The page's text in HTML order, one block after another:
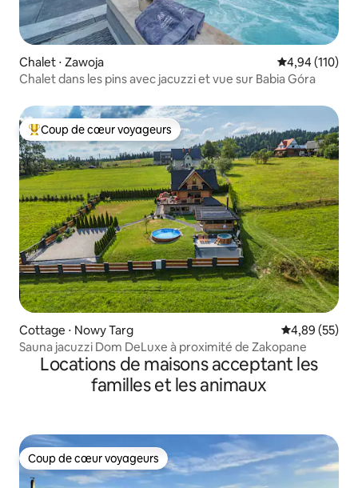
Chalet ⋅ Zawoja Évaluation
4,94 (110)
Chalet dans les pins avec jacuzzi et vue sur Babia Góra
Coups de cœur voyageurs les plus appréciés
Coup de cœur voyageurs
Cottage ⋅ Nowy Targ Évaluation
4,89 (55)
Sauna jacuzzi Dom DeLuxe à proximité de Zakopane
Locations de maisons acceptant les
familles et les animaux
Coup de cœur voyageurs
Coup de cœur voyageurs